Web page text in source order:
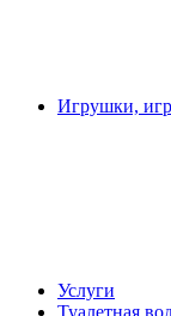
Игрушки,
Услуги
Туалетная